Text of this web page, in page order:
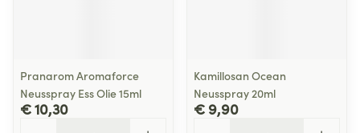
Pranarom Aromaforce
Neusspray Ess Olie 15ml
€ 10,30
Kamillosan Ocean
Neusspray 20ml
€ 9,90